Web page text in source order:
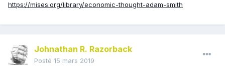
https://mises.org/library/economic-thought-adam-smith
Johnathan R. Razorback
Posté 15 mars 2019